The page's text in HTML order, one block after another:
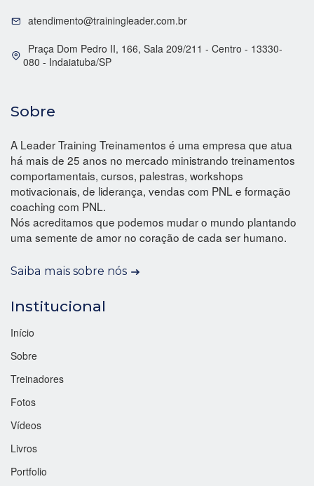
atendimento@trainingleader.com.br
Praça Dom Pedro II, 166, Sala 209/211 - Centro - 13330-
080 - Indaiatuba/SP
Sobre
A Leader Training Treinamentos é uma empresa que atua
há mais de 25 anos no mercado ministrando treinamentos
comportamentais, cursos, palestras, workshops
motivacionais, de liderança, vendas com PNL e formação
coaching com PNL.
Nós acreditamos que podemos mudar o mundo plantando
uma semente de amor no coração de cada ser humano.
Saiba mais sobre nós
Institucional
Início
Sobre
Treinadores
Fotos
Vídeos
Livros
Portfolio